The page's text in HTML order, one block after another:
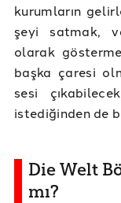
kurumların
şeyi satmak,
olarak
başka çaresi
sesi
istediğinden de
Die Welt
mı?